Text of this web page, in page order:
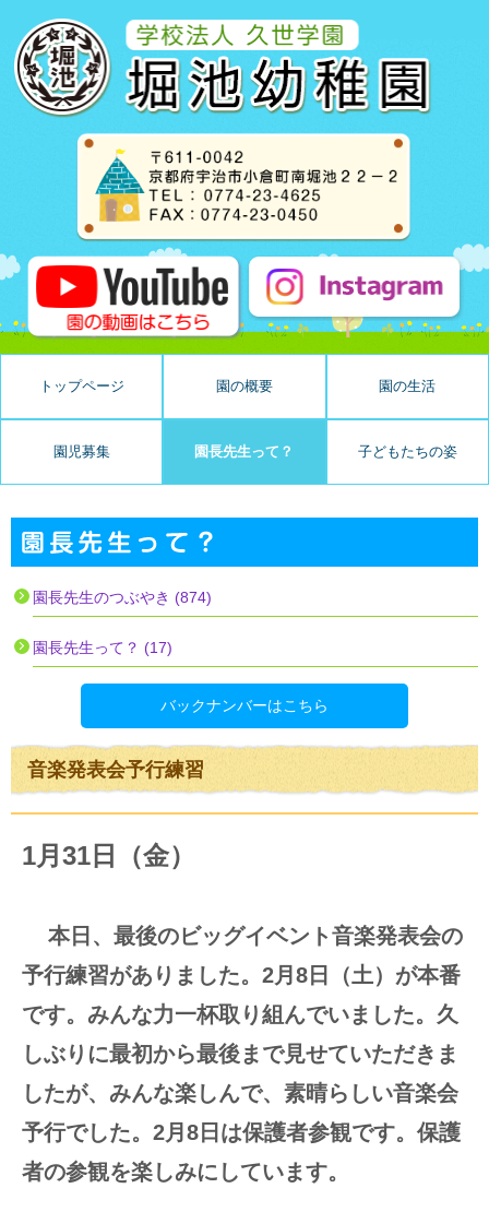
トップページ 園の概要 園の生活
園児募集 園長先生って？ 子どもたちの姿
園長先生のつぶやき (874)
園長先生って？ (17)
バックナンバーはこちら
音楽発表会予行練習
1月31日（金）
本日、最後のビッグイベント音楽発表会の
予行練習がありました。2月8日（土）が本番
です。みんな力一杯取り組んでいました。久
しぶりに最初から最後まで見せていただきま
したが、みんな楽しんで、素晴らしい音楽会
予行でした。2月8日は保護者参観です。保護
者の参観を楽しみにしています。